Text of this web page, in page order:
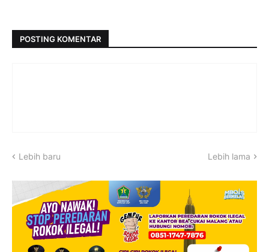
POSTING KOMENTAR
Lebih baru Lebih lama